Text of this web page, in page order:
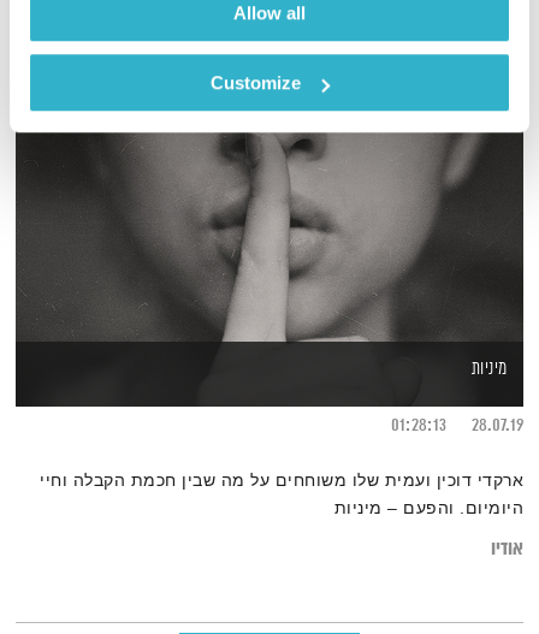
Allow all
Customize
מיניות
28.07.19
01:28:13
ארקדי דוכין ועמית שלו משוחחים על מה שבין חכמת הקבלה וחיי
היומיום. והפעם – מיניות
אודיו